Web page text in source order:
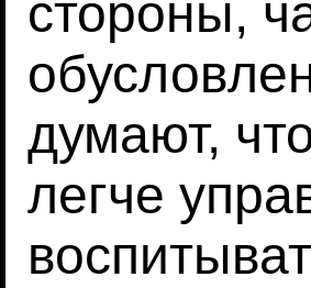
стороны,
думают,
легче